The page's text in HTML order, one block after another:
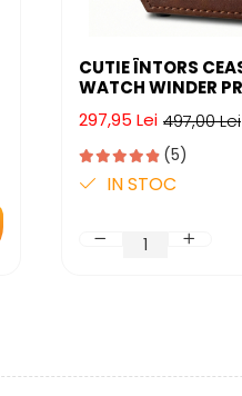
CUTIE ÎNTORS
WATCH WINDER
MOTOR SILENȚIOS,
PRIZĂ
497,00 Lei
297,95 Lei
(5)
IN STOC